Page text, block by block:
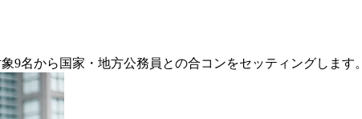
名から国家・地方公務員との合コンをセッティングします。